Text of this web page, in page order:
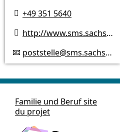
 +49 351 5640
 http://www.sms.sachsen.de
📧 poststelle@sms.sachsen.de
Familie und Beruf site
du projet